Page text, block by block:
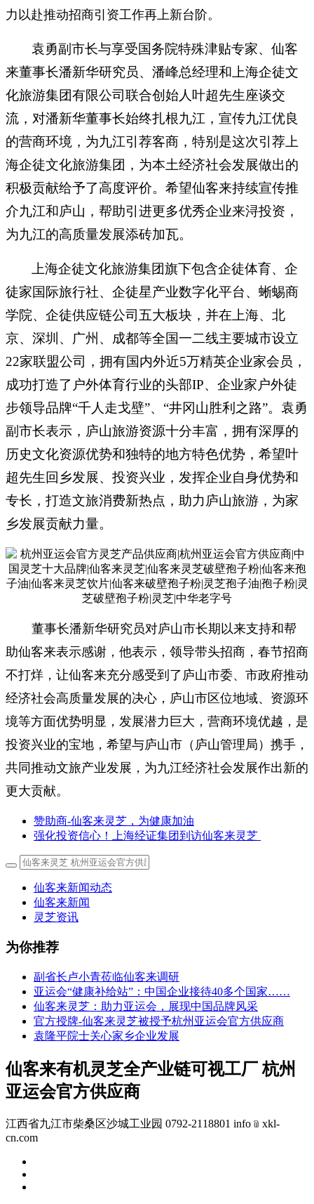
力以赴推动招商引资工作再上新台阶。
袁勇副市长与享受国务院特殊津贴专家、仙客
来董事长潘新华研究员、潘峰总经理和上海企徒文
化旅游集团有限公司联合创始人叶超先生座谈交
流，对潘新华董事长始终扎根九江，宣传九江优良
的营商环境， 为九江引荐客商， 特别是这次引荐上
海企徒文化旅游集团，为本土经济社会发展做出的
积极贡献给予了高度评价。 希望仙客来持续宣传推
介九江和庐山，帮助引进更多优秀企业来浔投资，
为九江的高质量发展添砖加瓦。
上海企徒文化旅游集团旗下包含企徒体育、企
徒家国际旅行社、企徒星产业数字化平台、蜥蜴商
学院、企徒供应链公司五大板块，并在上海、北
京、深圳、广州、成都等全国一二线主要城市设立
22家联盟公司，拥有国内外近5万精英企业家会员，
成功打造了户外体育行业的头部IP、企业家户外徒
步领导品牌“千人走戈壁”、“井冈山胜利之路”。 袁勇
副市长表示，庐山旅游资源十分丰富，拥有深厚的
历史文化资源优势和独特的地方特色优势，希望叶
超先生回乡发展、投资兴业，发挥企业自身优势和
专长，打造文旅消费新热点，助力庐山旅游，为家
乡发展贡献力量。
董事长潘新华研究员对庐山市长期以来支持和帮
助仙客来表示感谢 ， 他表示 ， 领导带头招商，春节招商
不打烊，让仙客来充分感受到了庐山市委、市政府推动
经济社会高质量发展的决心，庐山市区位地域、资源环
境等方面优势明显，发展潜力巨大，营商环境优越，是
投资兴业的宝地， 希望与庐山市（庐山管理局）携手，
共同推动文旅产业发展 ，为九江经济社会发展作出新的
更大贡献。
赞助商-仙客来灵芝，为健康加油
强化投资信心！上海经证集团到访仙客来灵芝
仙客来新闻动态
仙客来新闻
灵芝资讯
为你推荐
副省长卢小青莅临仙客来调研
亚运会“健康补给站”：中国企业接待40多个国家……
仙客来灵芝：助力亚运会，展现中国品牌风采
官方授牌-仙客来灵芝被授予杭州亚运会官方供应商
袁隆平院士关心家乡企业发展
仙客来有机灵芝全产业链可视工厂 杭州
亚运会官方供应商
江西省九江市柴桑区沙城工业园 0792-2118801 info﹫xkl-
cn.com